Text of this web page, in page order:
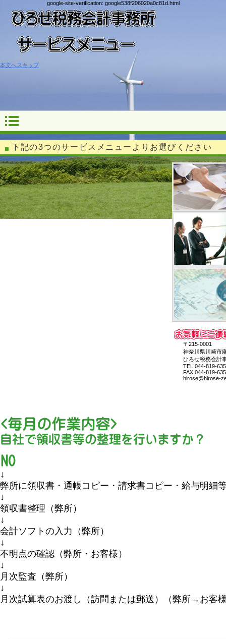
google-site-verification: google538f206020a0c81d.html
本文へスキップ
下記の3つのサービスメニュー よりお選びください
〒215-0001
神奈川県川崎市麻
ひろせ税務会計
TEL 044-819-
FAX 044-819-
hirose@hirose-
↓
弊所に領収書・通帳コピー・請求書コピー・給与明細
領収書整理（弊所）
↓
会計ソフトの入力（弊所）
↓
不明点の確認（弊所・お客様）
↓
月次監査（弊所）
↓
月次試算表のお渡し（訪問または郵送）（弊所→お客